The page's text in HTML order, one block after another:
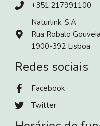
+351.217991100
Naturlink, S.A
Rua Robalo
1900-392 Lisboa
Redes sociais
Facebook
Twitter